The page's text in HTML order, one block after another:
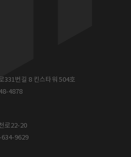
331번길 8 킨스타워 504호
4878
로22-20
634-9629